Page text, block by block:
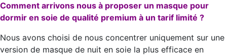
Comment arrivons nous à proposer un masque pour
dormir en soie de qualité premium à un tarif limité ?
Nous avons choisi de nous concentrer uniquement sur une
version de masque de nuit en soie la plus efficace en